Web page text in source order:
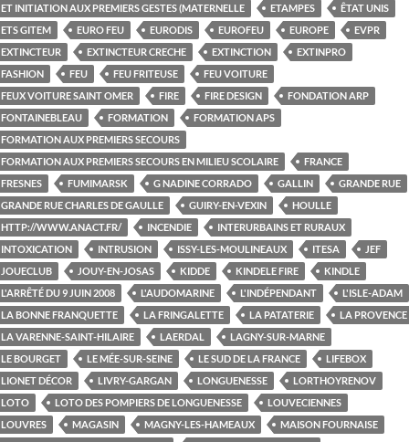
ET INITIATION AUX PREMIERS GESTES (MATERNELLE
ETAMPES
ÊTAT UNIS
ETS GITEM
EURO FEU EURODIS EUROFEU EUROPE
EVPR
EXTINCTEUR
EXTINCTEUR CRECHE EXTINCTION
EXTINPRO
FASHION
FEU FEU FRITEUSE
FEU VOITURE
FEUX VOITURE SAINT OMER
FIRE FIRE DESIGN
FONDATION ARP
FONTAINEBLEAU
FORMATION
FORMATION APS
FORMATION AUX PREMIERS SECOURS
FORMATION AUX PREMIERS SECOURS EN MILIEU SCOLAIRE
FRANCE
FRESNES
FUMIMARSK G NADINE CORRADO GALLIN
GRANDE RUE
GRANDE RUE CHARLES DE GAULLE
GUIRY-EN-VEXIN
HOULLE
HTTP://WWW.ANACT.FR/
INCENDIE
INTERURBAINS ET RURAUX
INTOXICATION
INTRUSION ISSY-LES-MOULINEAUX ITESA
JEF
JOUECLUB
JOUY-EN-JOSAS KIDDE KINDELE FIRE
KINDLE
L'ARRÊTÉ DU 9 JUIN 2008
L'AUDOMARINE L'INDÉPENDANT
L'ISLE-ADAM
LA BONNE FRANQUETTE
LA FRINGALETTE LA PATATERIE
LA PROVENCE
LA VARENNE-SAINT-HILAIRE
LAERDAL
LAGNY-SUR-MARNE
LE BOURGET
LE MÉE-SUR-SEINE LE SUD DE LA FRANCE
LIFEBOX
LIONET DÉCOR
LIVRY-GARGAN LONGUENESSE
LORTHOYRENOV
LOTO
LOTO DES POMPIERS DE LONGUENESSE
LOUVECIENNES
LOUVRES
MAGASIN MAGNY-LES-HAMEAUX
MAISON FOURNAISE